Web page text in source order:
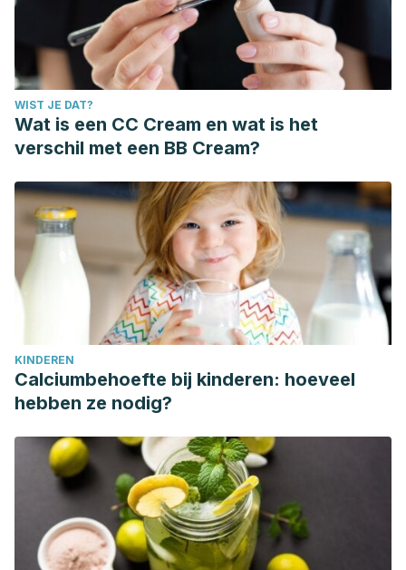
WIST JE DAT?
Wat is een CC Cream en wat is het
verschil met een BB Cream?
KINDEREN
Calciumbehoefte bij kinderen: hoeveel
hebben ze nodig?